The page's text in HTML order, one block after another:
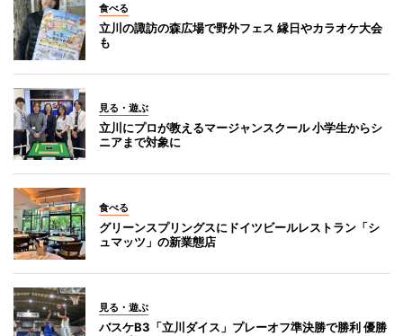
食べる
立川の諏訪の森広場で野外フェス 縁日やカラオケ大会
も
見る・遊ぶ
立川にプロが教えるマージャンスクール 小学生からシ
ニアまで対象に
食べる
グリーンスプリングスにドイツビールレストラン「シ
ュマッツ」の新業態店
見る・遊ぶ
バスケB3「立川ダイス」プレーオフ準決勝で勝利 優勝